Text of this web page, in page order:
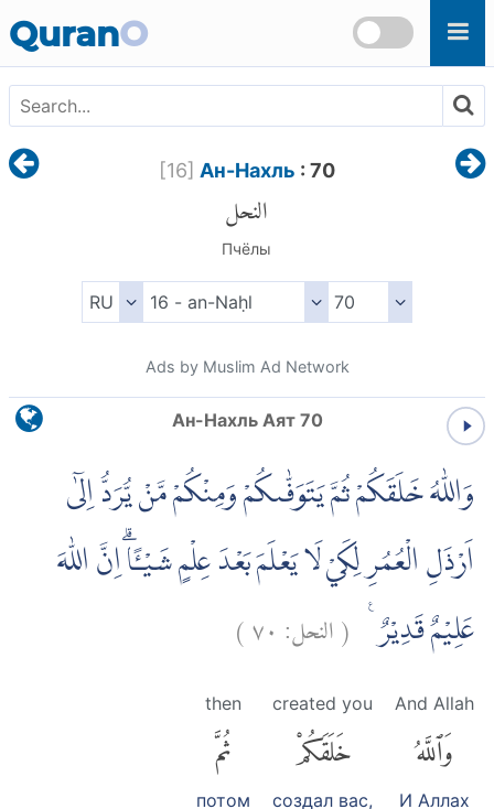
QuranO
[16] Ан-Нахль : 70
النحل
Пчёлы
Ads by Muslim Ad Network
Ан-Нахль Аят 70
وَاللّٰهُ خَلَقَكُمْ ثُمَّ يَتَوَفّٰىكُمْ وَمِنْكُمْ مَّنْ يُّرَدُّ اِلٰٓى
اَرْذَلِ الْعُمُرِ لِكَيْ لَا يَعْلَمَ بَعْدَ عِلْمٍ شَيْـًٔاۗ اِنَّ اللّٰهَ
عَلِيْمٌ قَدِيْرٌ ࣖ (النحل: ٧٠)
And Allah
وَٱللَّهُ
И Аллах
created you
خَلَقَكُمْ
создал вас,
then
ثُمَّ
потом